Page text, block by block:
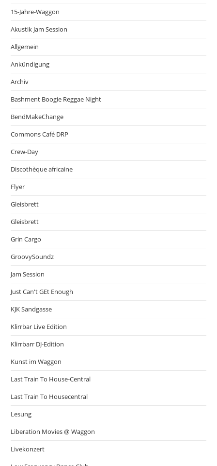
15-Jahre-Waggon
Akustik Jam Session
Allgemein
Ankündigung
Archiv
Bashment Boogie Reggae Night
BendMakeChange
Commons Café DRP
Crew-Day
Discothèque africaine
Flyer
Gleisbrett
Gleisbrett
Grin Cargo
GroovySoundz
Jam Session
Just Can't GEt Enough
KJK Sandgasse
Klirrbar Live Edition
Klirrbarr DJ-Edition
Kunst im Waggon
Last Train To House-Central
Last Train To Housecentral
Lesung
Liberation Movies @ Waggon
Livekonzert